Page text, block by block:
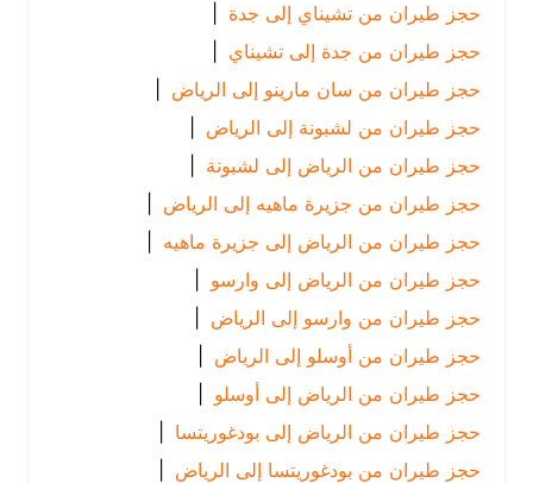
حجز طيران من تشيناي إلى جدة
حجز طيران من جدة إلى تشيناي |
حجز طيران من سان مارينو إلى الرياض
|
حجز طيران من لشبونة إلى الرياض
|
حجز طيران من الرياض إلى لشبونة |
حجز طيران من جزيرة ماهيه إلى الرياض
|
حجز طيران من الرياض إلى جزيرة ماهيه |
حجز طيران من الرياض إلى وارسو
|
حجز طيران من وارسو إلى الرياض
|
حجز طيران من أوسلو إلى الرياض
|
حجز طيران من الرياض إلى أوسلو
|
حجز طيران من الرياض إلى بودغوريتسا
|
حجز طيران من بودغوريتسا إلى الرياض
|